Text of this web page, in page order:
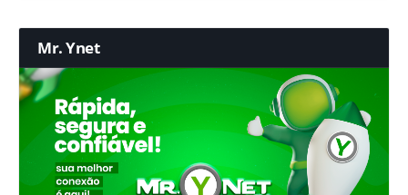
Mr. Ynet